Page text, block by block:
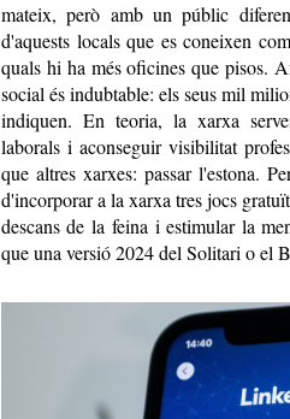
mateix, però amb un públic
d'aquests locals que es coneixen
quals hi ha més oficines que pisos.
social és indubtable: els seus mil
indiquen. En teoria, la xarxa
laborals i aconseguir visibilitat
que altres xarxes: passar l'estona.
d'incorporar a la xarxa tres jocs
descans de la feina i estimular la
que una versió 2024 del Solitari o el